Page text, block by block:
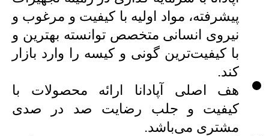
پیشرفته، مواد اولیه با کیفیت و مرغوب و
نیروی انسانی متخصص توانسته بهترین و
با کیفیت‌ترین گونی و کیسه را وارد بازار
کند.
هف اصلی آپادانا ارائه محصولات با
کیفیت و جلب رضایت صد در صدی
مشتری می‌باشد.